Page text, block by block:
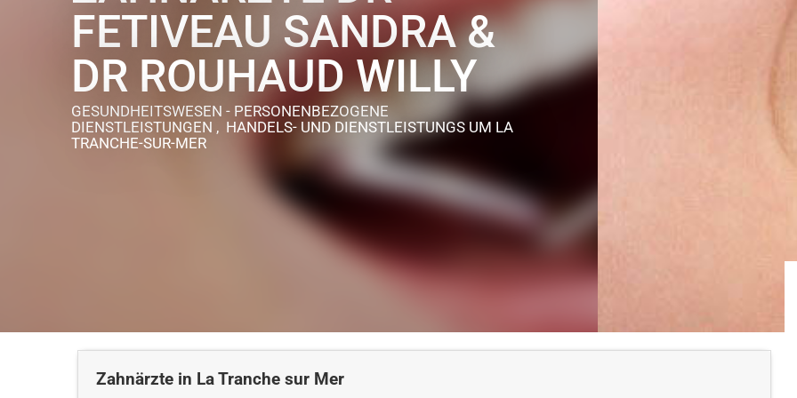
FETIVEAU SANDRA &
DR ROUHAUD WILLY
GESUNDHEITSWESEN - PERSONENBEZOGENE
DIENSTLEISTUNGEN , HANDELS- UND DIENSTLEISTUNGS UM LA
TRANCHE-SUR-MER
Zahnärzte in La Tranche sur Mer